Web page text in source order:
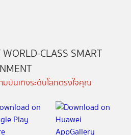
CLASS SMART
บันเทิงระดับโลกตรงใจคุณ